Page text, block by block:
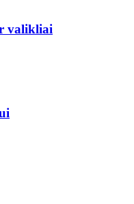
valikliai